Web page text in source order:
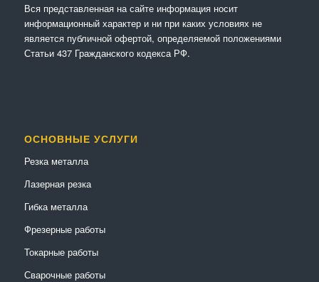
Вся представленная на сайте информация носит
информационный характер и ни при каких условиях не
является публичной офертой, определяемой положениями
Статьи 437 Гражданского кодекса РФ.
ОСНОВНЫЕ УСЛУГИ
Резка металла
Лазерная резка
Гибка металла
Фрезерные работы
Токарные работы
Сварочные работы